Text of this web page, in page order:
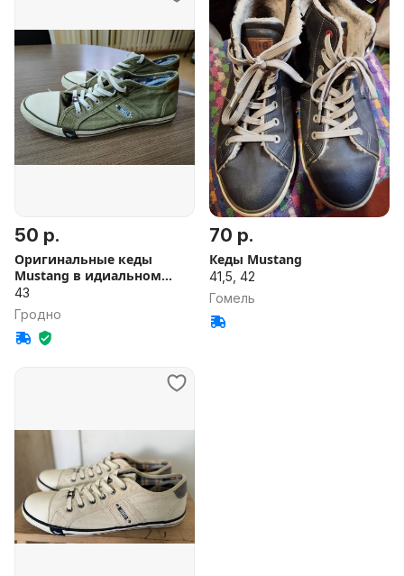
50 р.
Оригинальные кеды
Mustang в идиальном
состоянии
43
Гродно
70 р.
Кеды Mustang
41,5, 42
Гомель